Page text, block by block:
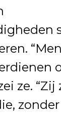
ze. “Zij